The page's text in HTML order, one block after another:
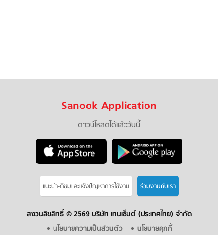
Sanook Application
ดาวน์โหลดได้แล้ววันนี้
แนะนำ-ติชมเเละแจ้งปัญหาการใช้งาน ร่วมงานกับเรา
สงวนลิขสิทธิ์ © 2569 บริษัท เทนเซ็นต์ (ประเทศไทย) จำกัด
นโยบายความเป็นส่วนตัว
นโยบายคุกกี้